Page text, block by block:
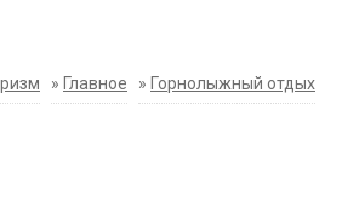
» Главное » Горнолыжный отдых